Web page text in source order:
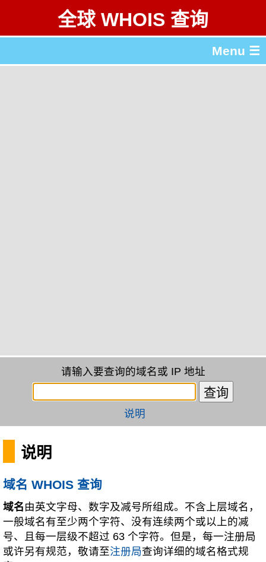
全球 WHOIS 查询
Menu ☰
请输入要查询的域名或 IP 地址
说明
说明
域名 WHOIS 查询
域名 由英文字母、数字及减号所组成。不含上层域名，
一般域名有至少两个字符、没有连续两个或以上的减
号、且每一层级不超过 63 个字符。但是，每一注册局
或许另有规范，敬请至注册局查询详细的域名格式规